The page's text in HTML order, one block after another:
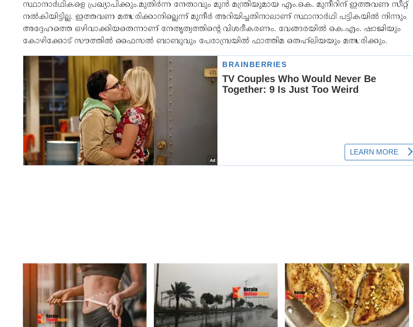
സ്ഥാനാർഥികളെ പ്രഖ‍്യാപിക്കും.മുതിർന്ന നേതാവും മുൻ മന്ത്രിയുമായ എം.കെ. മുനീറിന് ഇത്തവണ സീറ്റ്
നൽകിയിട്ടില്ല. ഇത്തവണ മത്സരിക്കാനില്ലെന്ന് മുനീർ അറിയിച്ചതിനാലാണ് സ്ഥാനാർഥി പട്ടികയിൽ നിന്നും
അദ്ദേഹത്തെ ഒഴിവാക്കിയതെന്നാണ് നേതൃത്വത്തിന്‍റെ വിശദീകരണം. വേങ്ങരയിൽ കെ.എം. ഷാജിയും
കോഴിക്കോട് സൗത്തിൽ ഫൈസൽ ബാബുവും പേരാമ്പ്രയിൽ ഫാത്തിമ തെഹ്‌ലിയയും മത്സരിക്കും.